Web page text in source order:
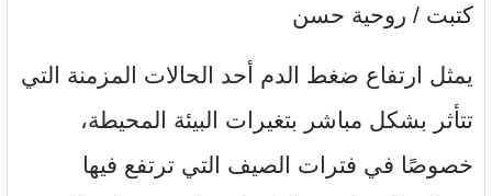
كتبت / روحية حسن
يمثل ارتفاع ضغط الدم أحد الحالات المزمنة التي
تتأثر بشكل مباشر بتغيرات البيئة المحيطة،
خصوصًا في فترات الصيف التي ترتفع فيها